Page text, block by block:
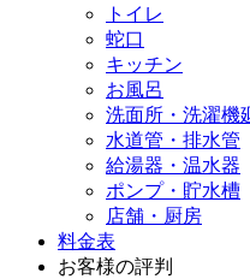
トイレ
蛇口
キッチン
お風呂
洗面所・洗濯機
水道管・排水管
給湯器・温水器
ポンプ・貯水槽
店舗・厨房
料金表
お客様の評判